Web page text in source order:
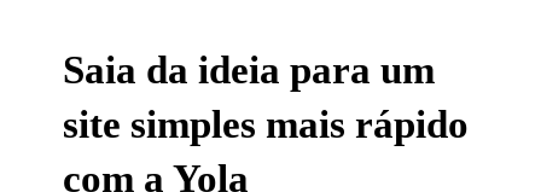
Saia da ideia para um
site simples mais rápido
com a Yola